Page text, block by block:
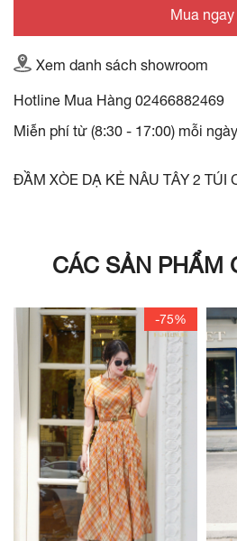
Mua ngay
Xem danh sách showroom
Hotline Mua Hàng 02466882469
Miễn phí từ (8:30 - 17:00) mỗi ngày
ĐẦM XÒE DẠ KẺ NÂU TÂY 2 TÚI
CÁC SẢN PHẨM
-75%